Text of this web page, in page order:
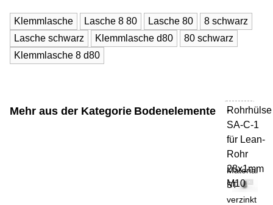
Klemmlasche Lasche 8 80 Lasche 80
8 schwarz
Lasche schwarz
Klemmlasche d80
80 schwarz
Klemmlasche 8 d80
Mehr aus der Kategorie Bodenelemente
Rohrhülse
SA-C-1
für Lean-
Rohr
28x1mm
M10
-
Material
ST
verzinkt